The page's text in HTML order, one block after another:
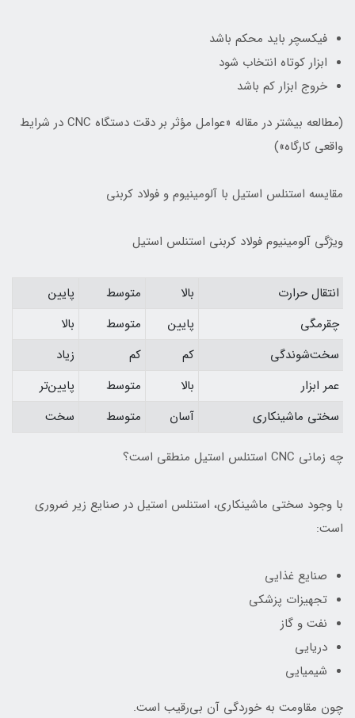
فیکسچر باید محکم باشد
ابزار کوتاه انتخاب شود
خروج ابزار کم باشد
(مطالعه بیشتر در مقاله «عوامل مؤثر بر دقت دستگاه CNC در شرایط
واقعی کارگاه»)
مقایسه استنلس استیل با آلومینیوم و فولاد کربنی
ویژگی آلومینیوم فولاد کربنی استنلس استیل
انتقال حرارت بالا متوسط
پایین
چقرمگی
پایین متوسط
بالا
سخت‌شوندگی
کم کم
زیاد
عمر ابزار
بالا متوسط
پایین‌تر
سختی ماشینکاری
آسان متوسط سخت
چه زمانی CNC استنلس استیل منطقی است؟
با وجود سختی ماشینکاری، استنلس استیل در صنایع زیر ضروری
است:
صنایع غذایی
تجهیزات پزشکی
نفت و گاز
دریایی
شیمیایی
چون مقاومت به خوردگی آن بی‌رقیب است.